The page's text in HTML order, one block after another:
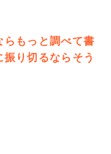
もっと調べて書
り切るならそう